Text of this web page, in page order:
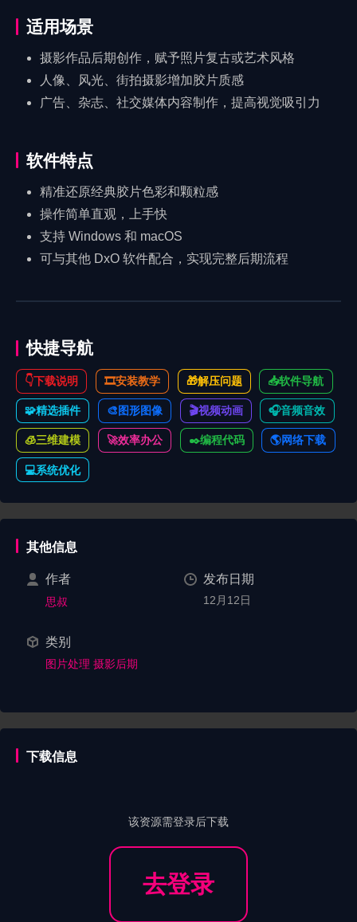
适用场景
摄影作品后期创作，赋予照片复古或艺术风格
人像、风光、街拍摄影增加胶片质感
广告、杂志、社交媒体内容制作，提高视觉吸引力
软件特点
精准还原经典胶片色彩和颗粒感
操作简单直观，上手快
支持 Windows 和 macOS
可与其他 DxO 软件配合，实现完整后期流程
快捷导航
👇下载说明 🎞️安装教学 🎁解压问题 📥软件导航
🧩精选插件 🎨图形图像 🎬视频动画 🎧音频音效
🧊三维建模 🚀效率办公 ✒️编程代码 🌎️网络下载
💻系统优化
其他信息
作者
思叔
发布日期
12月12日
类别
图片处理 摄影后期
下载信息
该资源需登录后下载
去登录